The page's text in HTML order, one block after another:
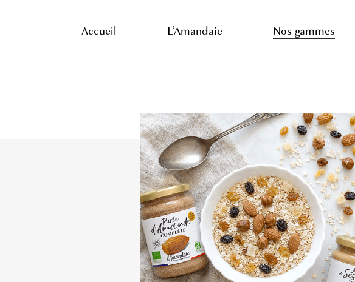
Accueil L’Amandaie Nos gammes